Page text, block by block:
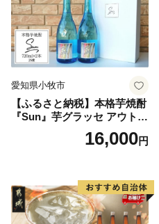
愛知県小牧市
【ふるさと納税】本格芋焼酎
『Sun』芋グラッセ アウトド
ア ソロキャンプ ベランピン
グ 巣ごもり 就労支援16,000円